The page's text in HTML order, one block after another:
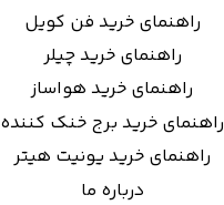
راهنمای خرید فن کویل
راهنمای خرید چیلر
راهنمای خرید هواساز
راهنمای خرید برج خنک کننده
راهنمای خرید یونیت هیتر
درباره ما